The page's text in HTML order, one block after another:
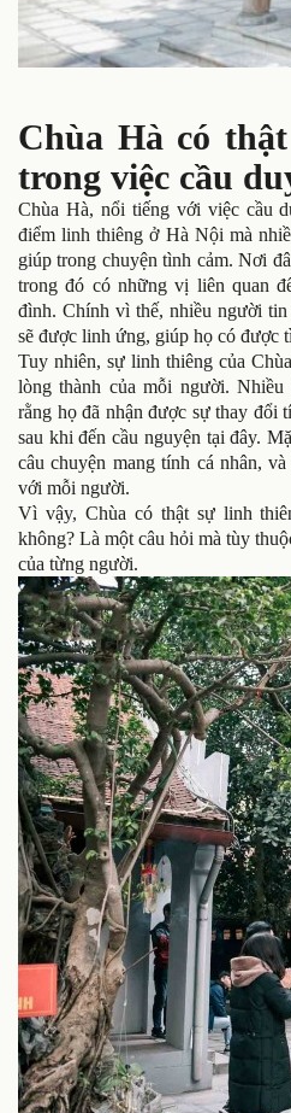
Chùa Hà có
trong việc cầu
Chùa Hà, nổi tiếng với việc cầu
điểm linh thiêng ở Hà Nội mà
giúp trong chuyện tình cảm. Nơi
trong đó có những vị liên quan
đình. Chính vì thế, nhiều người
sẽ được linh ứng, giúp họ có được
Tuy nhiên, sự linh thiêng của
lòng thành của mỗi người.
rằng họ đã nhận được sự thay đổi
sau khi đến cầu nguyện tại đây.
câu chuyện mang tính cá nhân,
với mỗi người.
Vì vậy, Chùa có thật sự linh
không? Là một câu hỏi mà tùy
của từng người.